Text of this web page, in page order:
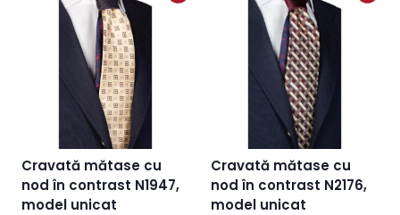
Cravată mătase cu
nod în contrast N1947,
model unicat
Cravată mătase cu
nod în contrast N2176,
model unicat